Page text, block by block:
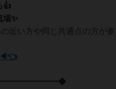
👍
✨
近い方や同じ共通点の方が
◀👈